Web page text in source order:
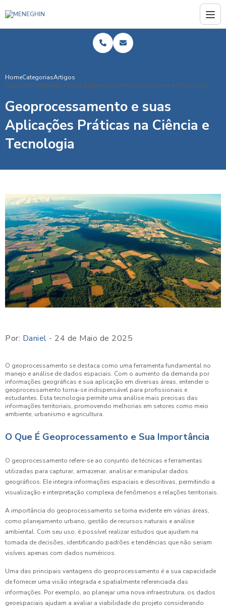
HomeCategoriasArtigos
Geoprocessamento e suas Aplicações Práticas na Ciência e Tecnologia
Geoprocessamento e suas
Aplicações Práticas na Ciência e
Tecnologia
Por: Daniel - 24 de Maio de 2025
O geoprocessamento se destaca como uma ferramenta fundamental no
manejo e análise de dados espaciais. Com o aumento da demanda por
informações geográficas e sua aplicação em diversas áreas, entender o
geoprocessamento torna-se indispensável para profissionais e
estudantes. Esta tecnologia permite uma análise mais precisas das
informações territoriais, promovendo melhorias em setores como meio
ambiente, urbanismo e agricultura.
O Que É Geoprocessamento e Sua Importância
O geoprocessamento refere-se ao conjunto de técnicas e ferramentas
utilizadas para capturar, armazenar, analisar e manipular dados
geográficos. Ele integra informações espaciais e descritivas, permitindo a
visualização e interpretação complexa de fenômenos e relações territoriais.
A importância do geoprocessamento se torna evidente em várias áreas,
como planejamento urbano, gestão de recursos naturais e análise
ambiental. Com seu uso, é possível realizar estudos que ajudam na
tomada de decisões, identificando padrões e tendências que não seriam
visíveis apenas com dados numéricos.
Uma das principais vantagens do geoprocessamento é a sua capacidade
de fornecer uma visão integrada e spatialmente referenciada das
informações. Por exemplo, ao planejar uma nova infraestrutura, os dados
geoespaciais ajudam a avaliar a viabilidade do projeto considerando